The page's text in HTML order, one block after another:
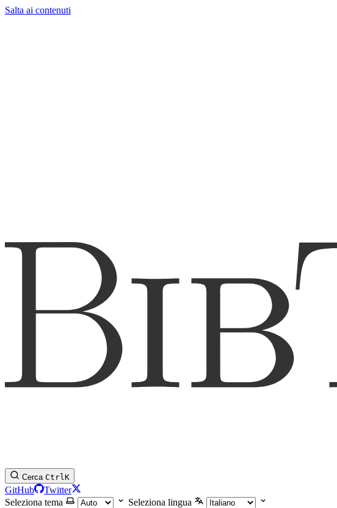
Salta ai contenuti
Cerca CtrlK
GitHub
Twitter
Seleziona tema
Seleziona lingua